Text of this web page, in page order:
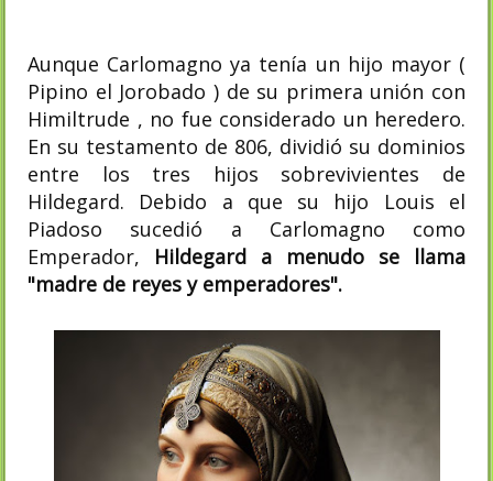
Aunque Carlomagno ya tenía un hijo mayor (
Pipino el Jorobado ) de su primera unión con
Himiltrude , no fue considerado un heredero.
En su testamento de 806, dividió su dominios
entre los tres hijos sobrevivientes de
Hildegard. Debido a que su hijo Louis el
Piadoso sucedió a Carlomagno como
Emperador, Hildegard a menudo se llama
"madre de reyes y emperadores".